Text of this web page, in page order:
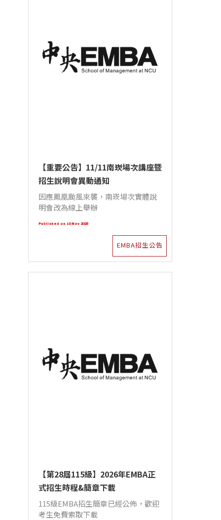
【重要公告】11/11南崁場次講座暨
招生說明會異動通知
因應鳳凰颱風來襲，南崁場次實體說
明會改為線上舉辦
Published on 10 Nov 2025
EMBA招生公告
【第28屆115級】2026年EMBA正
式招生時程&簡章下載
115級EMBA招生簡章已經公佈，歡迎
考生免費索取下載